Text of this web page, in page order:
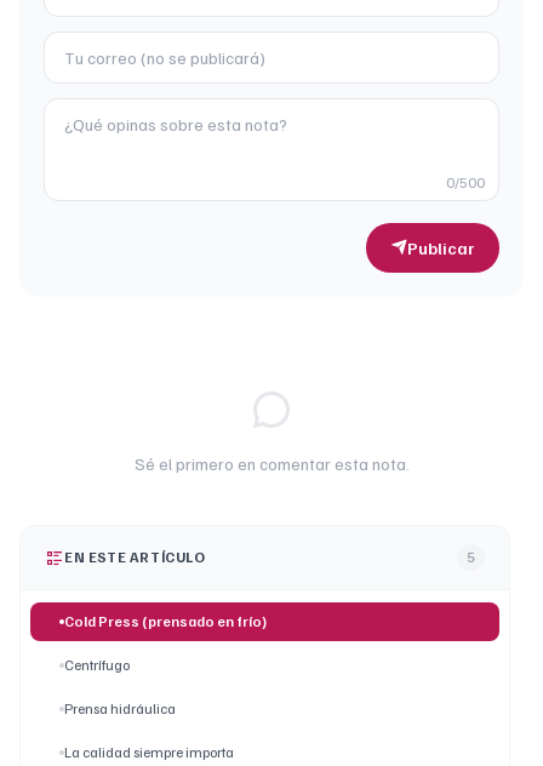
0/500
Publicar
Sé el primero en comentar esta nota.
EN ESTE ARTÍCULO 5
Cold Press (prensado en frío)
Centrífugo
Prensa hidráulica
La calidad siempre importa